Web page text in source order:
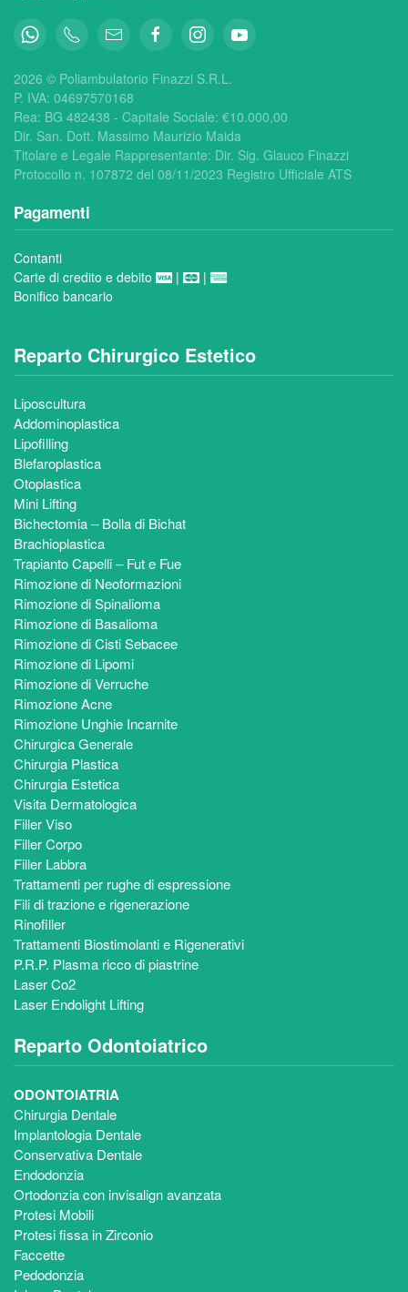
2026 © Poliambulatorio Finazzi S.R.L.
P. IVA: 04697570168
Rea: BG 482438 - Capitale Sociale: €10.000,00
Dir. San. Dott. Massimo Maurizio Maida
Titolare e Legale Rappresentante: Dir. Sig. Glauco Finazzi
Protocollo n. 107872 del 08/11/2023 Registro Ufficiale ATS
Pagamenti
Contanti
Carte di credito e debito
|
|
Bonifico bancario
Reparto Chirurgico Estetico
Liposcultura
Addominoplastica
Lipofilling
Blefaroplastica
Otoplastica
Mini Lifting
Bichectomia – Bolla di Bichat
Brachioplastica
Trapianto Capelli – Fut e Fue
Rimozione di Neoformazioni
Rimozione di Spinalioma
Rimozione di Basalioma
Rimozione di Cisti Sebacee
Rimozione di Lipomi
Rimozione di Verruche
Rimozione Acne
Rimozione Unghie Incarnite
Chirurgica Generale
Chirurgia Plastica
Chirurgia Estetica
Visita Dermatologica
Filler Viso
Filler Corpo
Filler Labbra
Trattamenti per rughe di espressione
Fili di trazione e rigenerazione
Rinofiller
Trattamenti Biostimolanti e Rigenerativi
P.R.P. Plasma ricco di piastrine
Laser Co2
Laser Endolight Lifting
Reparto Odontoiatrico
ODONTOIATRIA
Chirurgia Dentale
Implantologia Dentale
Conservativa Dentale
Endodonzia
Ortodonzia con invisalign avanzata
Protesi Mobili
Protesi fissa in Zirconio
Faccette
Pedodonzia